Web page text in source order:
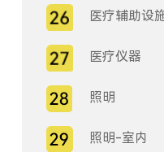
医疗辅助设
医疗仪器
照明
照明-室内